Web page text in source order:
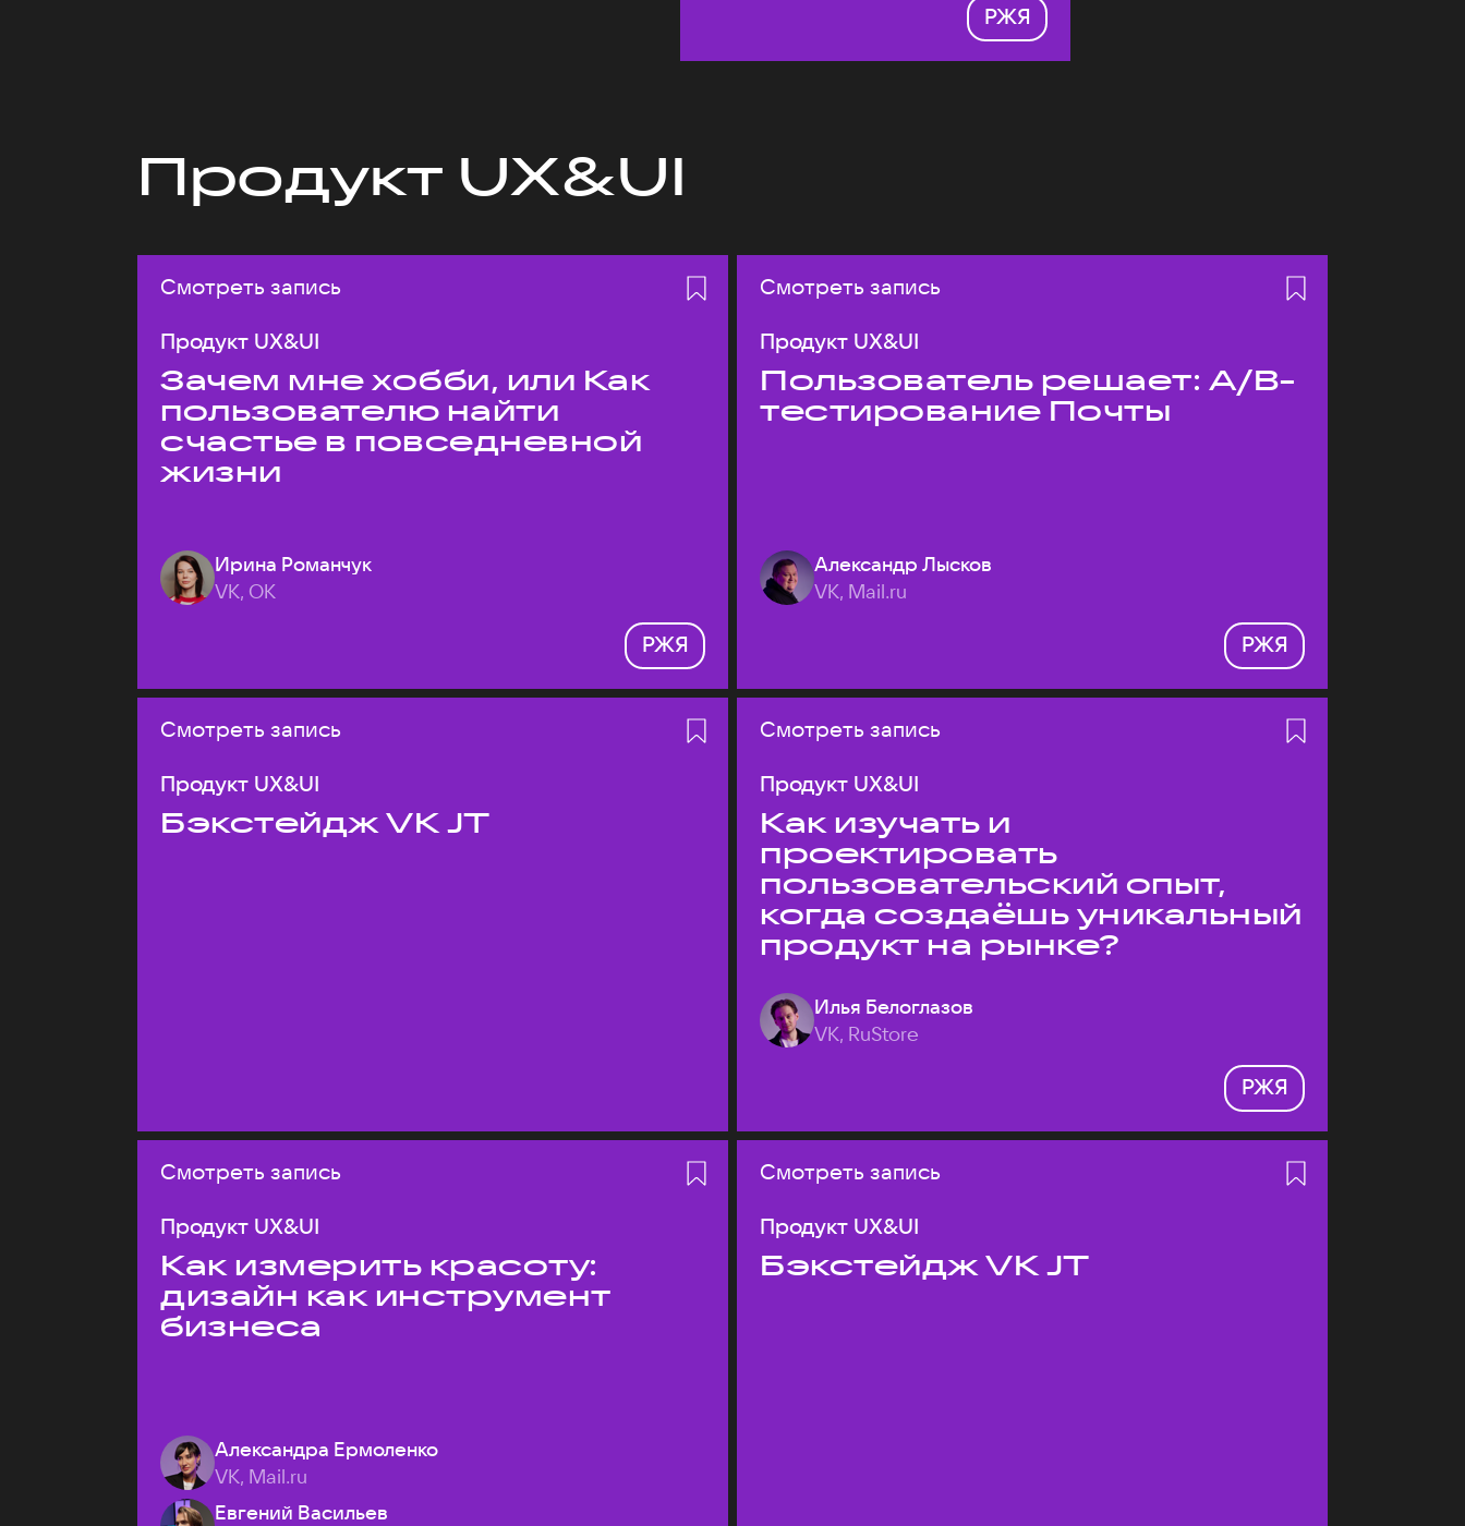
РЖЯ
Продукт UX&UI
Смотреть запись
Продукт UX&UI
Зачем мне хобби, или Как
пользователю найти
счастье в повседневной
жизни
Ирина Романчук
VK, ОК
РЖЯ
Смотреть запись
Продукт UX&UI
Пользователь решает: A/B-
тестирование Почты
Александр Лысков
VK, Mail.ru
РЖЯ
Смотреть запись
Продукт UX&UI
Бэкстейдж VK JT
Смотреть запись
Продукт UX&UI
Как изучать и
проектировать
пользовательский опыт,
когда создаёшь уникальный
продукт на рынке?
Илья Белоглазов
VK, RuStore
РЖЯ
Смотреть запись
Продукт UX&UI
Как измерить красоту:
дизайн как инструмент
бизнеса
Александра Ермоленко
VK, Mail.ru
Евгений Васильев
Смотреть запись
Продукт UX&UI
Бэкстейдж VK JT